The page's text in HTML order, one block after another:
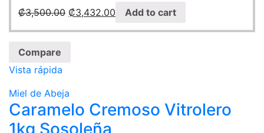
₡3,500.00 ₡3,432.00 Add to cart
Compare
Vista rápida
Miel de Abeja
Caramelo Cremoso Vitrolero
1kg Sosoleña